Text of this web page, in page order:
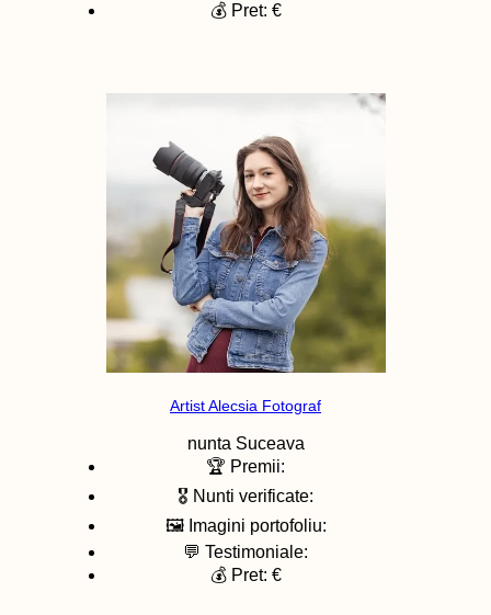
💰 Pret: €
Artist Alecsia Fotograf
nunta Suceava
🏆 Premii:
🎖️ Nunti verificate:
🖼️ Imagini portofoliu:
💬 Testimoniale:
💰 Pret: €